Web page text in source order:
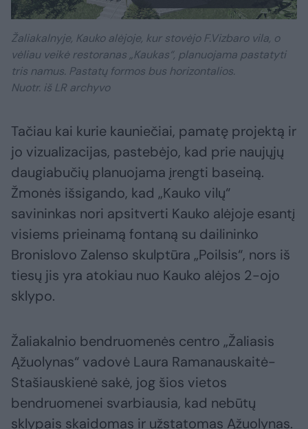
Žaliakalnyje, Kauko alėjoje, kur stovėjo F.Vizbaro vila, o
vėliau veikė restoranas „Kaukas“, planuojama pastatyti
tris namus. Pastatų formos bus horizontalios.
Nuotr. iš LR archyvo
Tačiau kai kurie kauniečiai, pamatę projektą ir
jo vizualizacijas, pastebėjo, kad prie naujųjų
daugiabučių planuojama įrengti baseiną.
Žmonės išsigando, kad „Kauko vilų“
savininkas nori apsitverti Kauko alėjoje esantį
visiems prieinamą fontaną su dailininko
Bronislovo Zalenso skulptūra „Poilsis“, nors iš
tiesų jis yra atokiau nuo Kauko alėjos 2-ojo
sklypo.
Žaliakalnio bendruomenės centro „Žaliasis
Ąžuolynas“ vadovė Laura Ramanauskaitė-
Stašiauskienė sakė, jog šios vietos
bendruomenei svarbiausia, kad nebūtų
sklypais skaidomas ir užstatomas Ąžuolynas.